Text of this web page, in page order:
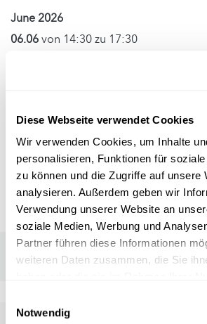
Diese Webseite verwendet Cookies
Wir verwenden Cookies, um Inhalte
personalisieren, Funktionen für
zu können und die Zugriffe auf unsere
analysieren. Außerdem geben wir
Verwendung unserer Website an
soziale Medien, Werbung und
Partner führen diese Informationen
weiteren Daten zusammen, die Sie
Notwendig
June 2026
06.06von 14:30 zu 17:30
Facilitec
Rue de la Fontaine
4122 Esch-sur-Alzette